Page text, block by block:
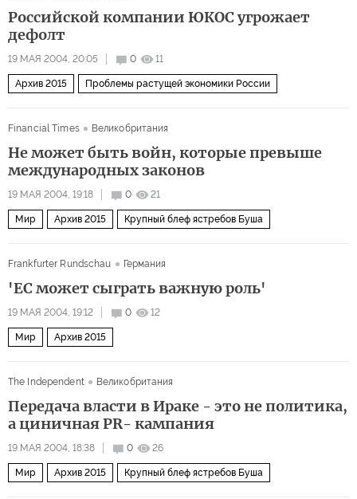
Российской компании ЮКОС угрожает
дефолт
19 МАЯ 2004, 20:05 0 11
Архив 2015 Проблемы растущей экономики России
Financial Times Великобритания
Не может быть войн, которые превыше
международных законов
19 МАЯ 2004, 19:18 0 21
Мир Архив 2015 Крупный блеф ястребов Буша
Frankfurter Rundschau Германия
'ЕС может сыграть важную роль'
19 МАЯ 2004, 19:12 0 12
Мир Архив 2015
The Independent Великобритания
Передача власти в Ираке - это не политика,
а циничная PR- кампания
19 МАЯ 2004, 18:38 0 26
Мир Архив 2015 Крупный блеф ястребов Буша